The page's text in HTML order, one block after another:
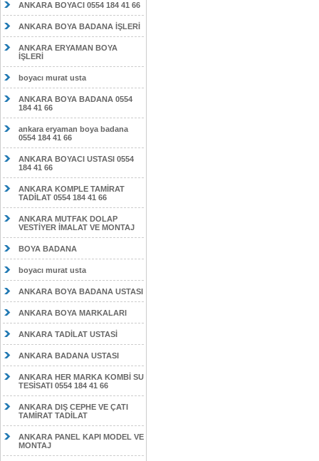
ANKARA BOYACI 0554 184 41 66
ANKARA BOYA BADANA İŞLERİ
ANKARA ERYAMAN BOYA
İŞLERİ
boyacı murat usta
ANKARA BOYA BADANA 0554
184 41 66
ankara eryaman boya badana
0554 184 41 66
ANKARA BOYACI USTASI 0554
184 41 66
ANKARA KOMPLE TAMİRAT
TADİLAT 0554 184 41 66
ANKARA MUTFAK DOLAP
VESTİYER İMALAT VE MONTAJ
BOYA BADANA
boyacı murat usta
ANKARA BOYA BADANA USTASI
ANKARA BOYA MARKALARI
ANKARA TADİLAT USTASİ
ANKARA BADANA USTASI
ANKARA HER MARKA KOMBİ SU
TESİSATI 0554 184 41 66
ANKARA DIŞ CEPHE VE ÇATI
TAMİRAT TADİLAT
ANKARA PANEL KAPI MODEL VE
MONTAJ